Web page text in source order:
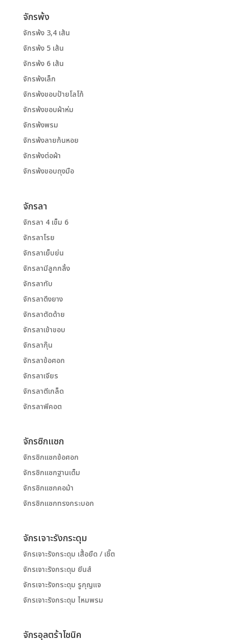
จักรพ้ง
จักรพ้ง 3,4 เส้น
จักรพ้ง 5 เส้น
จักรพ้ง 6 เส้น
จักรพ้งเล็ก
จักรพ้งขอบป้ายโลโก้
จักรพ้งขอบผ้าห่ม
จักรพ้งพรม
จักรพ้งลายก้นหอย
จักรพ้งต่อผ้า
จักรพ้งขอบถุงมือ
จักรลา
จักรลา 4 เข็ม 6
จักรลาโรย
จักรลาเย็บย่น
จักรลามีลูกกลิ้ง
จักรลาทับ
จักรลาดึงยาง
จักรลาตัดด้าย
จักรลาเข้าขอบ
จักรลากุ๊น
จักรลาข้อศอก
จักรลาเจียร
จักรลาตีเกล็ด
จักรลาพีคอต
จักรซิกแซก
จักรซิกแซกข้อศอก
จักรซิกแซกฐานเต็ม
จักรซิกแซกคอม้า
จักรซิกแซกทรงกระบอก
จักรเจาะรังกระดุม
จักรเจาะรังกระดุม เสื้อยืด / เชิ๊ต
จักรเจาะรังกระดุม ยีนส์
จักรเจาะรังกระดุม รูกุญแจ
จักรเจาะรังกระดุม ไหมพรม
จักรอุลตร้าโซนิค